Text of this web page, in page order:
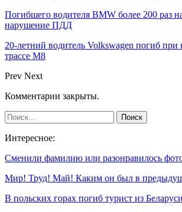
Погибшего водителя BMW более 200 раз
нарушение ПДД
20-летний водитель Volkswagen погиб при
трассе М8
Prev Next
Комментарии закрыты.
Интересное:
Сменили фамилию или разонравилось
Мир! Труд! Май! Каким он был в
В польских горах погиб турист из Беларуси